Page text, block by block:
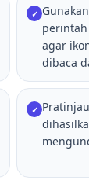
✓
agar
dibaca
✓